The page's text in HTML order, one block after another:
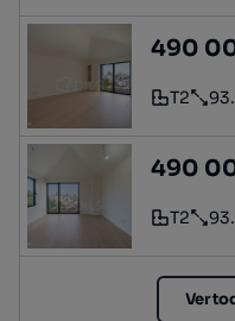
490
Tipologia
T2
Preço
490
Tipologia
T2
Preço
Ver